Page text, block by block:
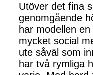
Utöver det fina
genomgående
har modellen
mycket social
ute såväl som
har två rymliga